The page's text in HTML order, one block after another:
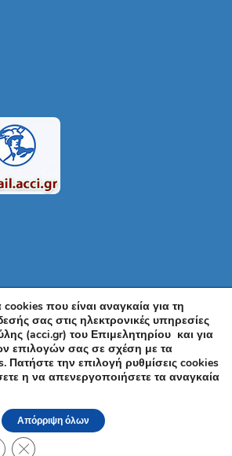
Επιμελητήριο Αθηνών 2026 |
Αθήνα, Τηλ: +30 210 3604815, e-mail:
info@acci.gr
Ασφάλειας|Πολιτική Απορρήτου
Προσβασιμότητας
που είναι αναγκαία για τη
σας στις ηλεκτρονικές υπηρεσίες
(acci.gr) του Επιμελητηρίου και για
επιλογών σας σε σχέση με τα
Πατήστε την επιλογή ρυθμίσεις cookies
η να απενεργοποιήσετε τα αναγκαία
Απόρριψη όλων
Κλείσιμο του Cookie banner για το GDPR